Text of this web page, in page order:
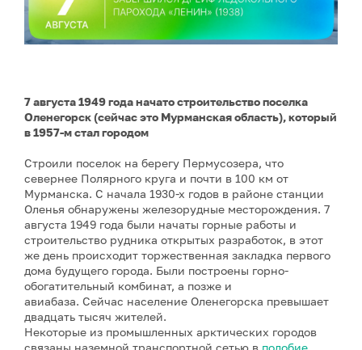
7 августа 1949 года начато строительство поселка
Оленегорск (сейчас это Мурманская область), который
в 1957-м стал городом
Строили поселок на берегу Пермусозера, что
севернее Полярного круга и почти в 100 км от
Мурманска. С начала 1930-х годов в районе станции
Оленья обнаружены железорудные месторождения. 7
августа 1949 года были начаты горные работы и
строительство рудника открытых разработок, в этот
же день происходит торжественная закладка первого
дома будущего города. Были построены горно-
обогатительный комбинат, а позже и
авиабаза. Сейчас население Оленегорска превышает
двадцать тысяч жителей.
Некоторые из промышленных арктических городов
связаны наземной транспортной сетью в подобие